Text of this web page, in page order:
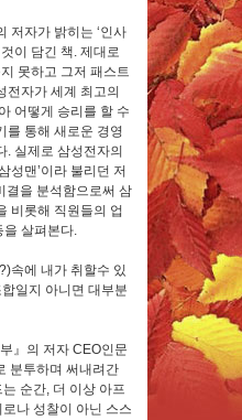
저자가 밝히는 ‘인사
이 담긴 책. 제대로
못하고 그저 패스트
전자가 세계 최고의
어떻게 승리를 할 수
를 통해 새로운 경영
. 실제로 삼성전자의
성맨’이라 불리던 저
결을 분석함으로써 삼
비롯해 직원들의 업
을 살펴본다.
속에 내가 취할수 있
일지 아니면 대부분
』의 저자 CEO인문
분투하며 써내려간
순간, 더 이상 아프
나 성찰이 아닌 스스